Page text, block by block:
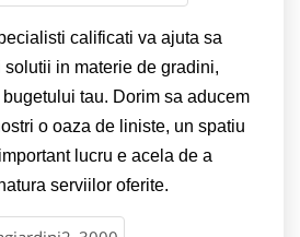
calificati va ajuta sa
in materie de gradini,
tau. Dorim sa aducem
o oaza de liniste, un spatiu
lucru e acela de a
serviilor oferite.